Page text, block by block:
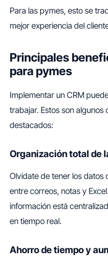
Para las pymes, esto se
mejor experiencia del
Principales
para pymes
Implementar un CRM
trabajar. Estos son algunos
destacados:
Organización total de
Olvídate de tener los datos
entre correos, notas y
información está
en tiempo real.
Ahorro de tiempo y